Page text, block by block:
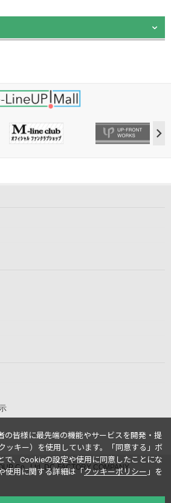
Co., Ltd. DC-FACTORY COMPANY
の皆様に最先端の機能やサービスを開発・提
ッキー）を使用しています。
「同意する」ボ
で、Cookieの設定や使用に同意したことにな
使用に関する詳細は「 クッキーポリシー 」を